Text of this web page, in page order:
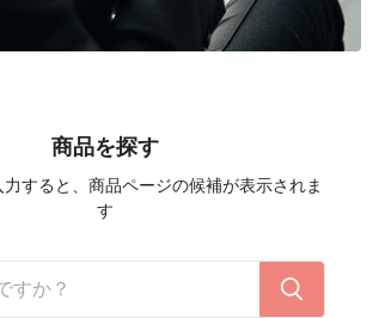
商品を探す
すると、商品ページの候補が表示されま
す